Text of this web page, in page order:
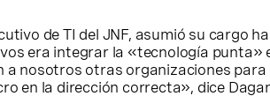
de TI del JNF, asumió su cargo
era integrar la «tecnología
a nosotros otras organizaciones
en la dirección correcta», dice